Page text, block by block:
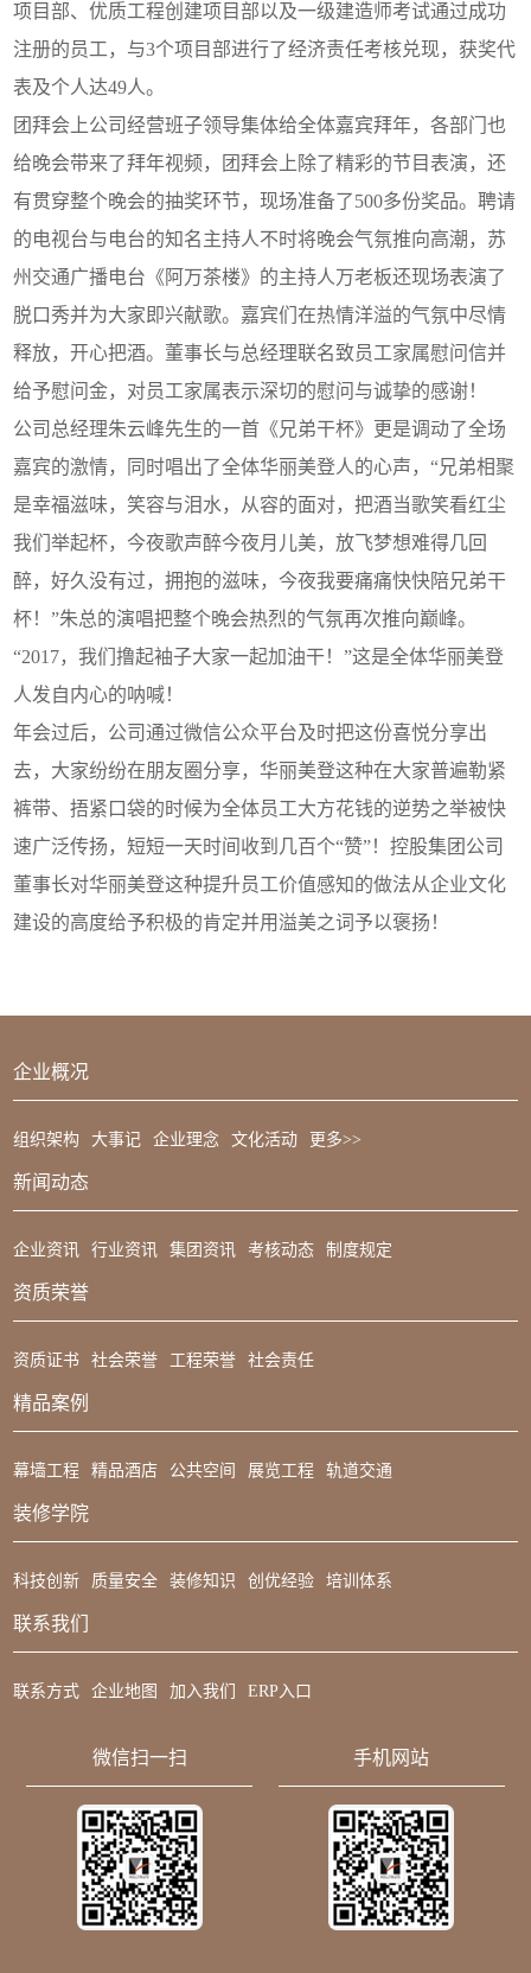
项目部、优质工程创建项目部以及一级建造师考试通过成功
注册的员工，与3个项目部进行了经济责任考核兑现，获奖代
表及个人达49人。
团拜会上公司经营班子领导集体给全体嘉宾拜年，各部门也
给晚会带来了拜年视频，团拜会上除了精彩的节目表演，还
有贯穿整个晚会的抽奖环节，现场准备了500多份奖品。聘请
的电视台与电台的知名主持人不时将晚会气氛推向高潮，苏
州交通广播电台《阿万茶楼》的主持人万老板还现场表演了
脱口秀并为大家即兴献歌。嘉宾们在热情洋溢的气氛中尽情
释放，开心把酒。董事长与总经理联名致员工家属慰问信并
给予慰问金，对员工家属表示深切的慰问与诚挚的感谢！
公司总经理朱云峰先生的一首《兄弟干杯》更是调动了全场
嘉宾的激情，同时唱出了全体华丽美登人的心声，“兄弟相聚
是幸福滋味，笑容与泪水，从容的面对，把酒当歌笑看红尘
我们举起杯，今夜歌声醉今夜月儿美，放飞梦想难得几回
醉，好久没有过，拥抱的滋味，今夜我要痛痛快快陪兄弟干
杯！”朱总的演唱把整个晚会热烈的气氛再次推向巅峰。
“2017，我们撸起袖子大家一起加油干！”这是全体华丽美登
人发自内心的呐喊！
年会过后，公司通过微信公众平台及时把这份喜悦分享出
去，大家纷纷在朋友圈分享，华丽美登这种在大家普遍勒紧
裤带、捂紧口袋的时候为全体员工大方花钱的逆势之举被快
速广泛传扬，短短一天时间收到几百个“赞”！控股集团公司
董事长对华丽美登这种提升员工价值感知的做法从企业文化
建设的高度给予积极的肯定并用溢美之词予以褒扬！
企业概况
组织架构 大事记 企业理念 文化活动 更多>>
新闻动态
企业资讯 行业资讯 集团资讯 考核动态 制度规定
资质荣誉
资质证书 社会荣誉 工程荣誉 社会责任
精品案例
幕墙工程 精品酒店 公共空间 展览工程 轨道交通
装修学院
科技创新 质量安全 装修知识 创优经验 培训体系
联系我们
联系方式 企业地图 加入我们 ERP入口
微信扫一扫 手机网站